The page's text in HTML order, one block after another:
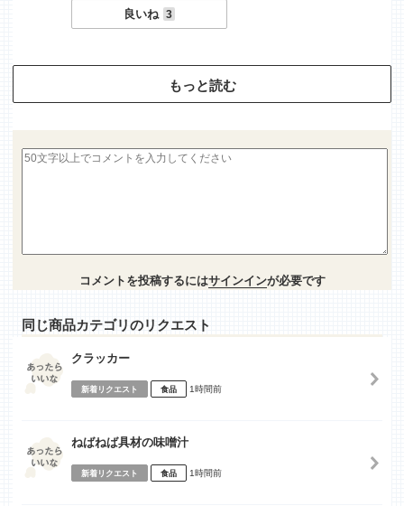
良いね 3
もっと読む
コメントを投稿するにはサインインが必要です
同じ商品カテゴリのリクエスト
クラッカー
新着リクエスト 食品 1時間前
ねばねば具材の味噌汁
新着リクエスト 食品 1時間前